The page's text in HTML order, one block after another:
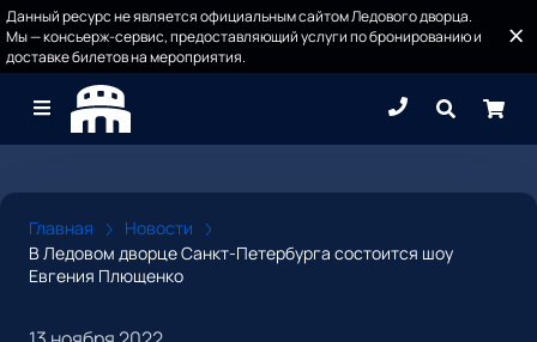
Данный ресурс не является официальным сайтом Ледового дворца.
Мы — консьерж-сервис, предоставляющий услуги по бронированию и
доставке билетов на мероприятия.
Главная
Новости
В Ледовом дворце Санкт-Петербурга состоится шоу
Евгения Плющенко